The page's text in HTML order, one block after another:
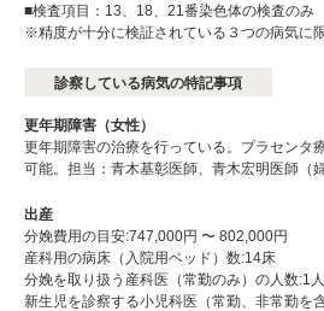
■検査項目：13、18、21番染色体の検査のみ
※精度が十分に検証されている３つの病気に
診察している病気の特記事項
更年期障害（女性）
更年期障害の治療を行っている。プラセンタ
可能。担当：青木基彰医師、青木宏明医師（婦
出産
分娩費用の目安:747,000円 〜 802,000円
産科用の病床（入院用ベッド）数:14床
分娩を取り扱う産科医（常勤のみ）の人数:1人
新生児を診察する小児科医（常勤、非常勤を